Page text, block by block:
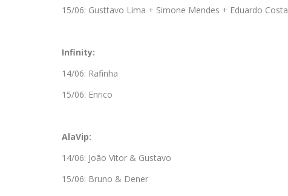
15/06: Gusttavo Lima + Simone Mendes + Eduardo Costa
Infinity:
14/06: Rafinha
15/06: Enrico
AlaVip:
14/06: João Vitor & Gustavo
15/06: Bruno & Dener